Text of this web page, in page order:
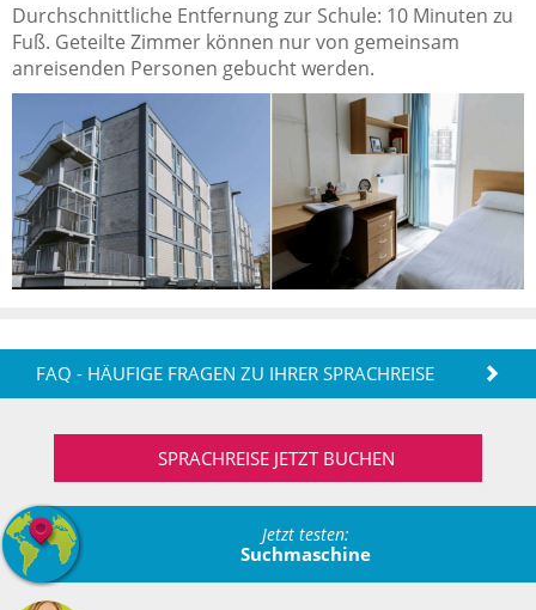
Durchschnittliche Entfernung zur Schule: 10 Minuten zu
Fuß. Geteilte Zimmer können nur von gemeinsam
anreisenden Personen gebucht werden.
FAQ - HÄUFIGE FRAGEN ZU IHRER SPRACHREISE
SPRACHREISE JETZT BUCHEN
Jetzt testen:
Suchmaschine